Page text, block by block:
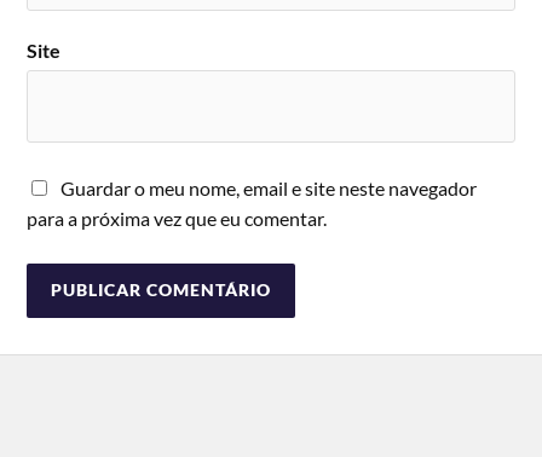
Site
Guardar o meu nome, email e site neste navegador
para a próxima vez que eu comentar.